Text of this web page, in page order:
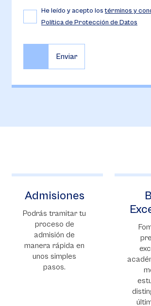
He leído y acepto lostérminos y
Política de Protección de Datos
Beca
Excelencia
Fomentar y
premiar la
excelencia
académica de los